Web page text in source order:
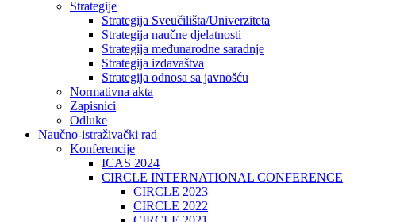
Strategije
Strategija Sveučilišta/Univerziteta
Strategija naučne djelatnosti
Strategija međunarodne saradnje
Strategija izdavaštva
Strategija odnosa sa javnošću
Normativna akta
Zapisnici
Odluke
Naučno-istraživački rad
Konferencije
ICAS 2024
CIRCLE INTERNATIONAL CONFERENCE
CIRCLE 2023
CIRCLE 2022